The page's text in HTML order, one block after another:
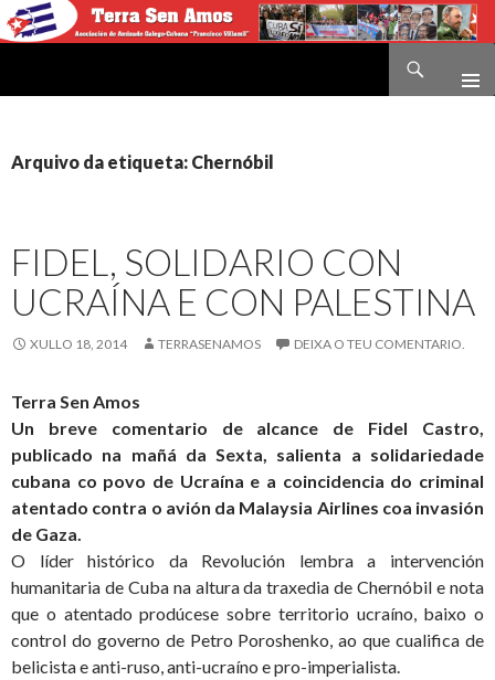
Arquivo da etiqueta: Chernóbil
FIDEL, SOLIDARIO CON
UCRAÍNA E CON PALESTINA
XULLO 18, 2014 TERRASENAMOS DEIXA O TEU COMENTARIO.
Terra Sen Amos
Un breve comentario de alcance de Fidel Castro,
publicado na mañá da Sexta, salienta a solidariedade
cubana co povo de Ucraína e a coincidencia do criminal
atentado contra o avión da Malaysia Airlines coa invasión
de Gaza.
O líder histórico da Revolución lembra a intervención
humanitaria de Cuba na altura da traxedia de Chernóbil e nota
que o atentado prodúcese sobre territorio ucraíno, baixo o
control do governo de Petro Poroshenko, ao que cualifica de
belicista e anti-ruso, anti-ucraíno e pro-imperialista.